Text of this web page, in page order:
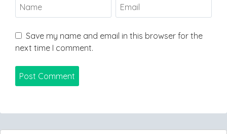
Save my name and email in this browser for the
next time I comment.